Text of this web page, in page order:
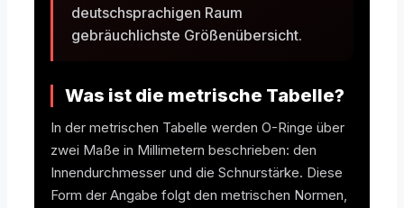
O-Ring Beständigkeiten
O-Ring Nutberechnung
O-Ring Lexikon
deutschsprachigen Raum
gebräuchlichste Größenübersicht.
Was ist die metrische Tabelle?
In der metrischen Tabelle werden O-Ringe über
zwei Maße in Millimetern beschrieben: den
Innendurchmesser und die Schnurstärke. Diese
Form der Angabe folgt den metrischen Normen,